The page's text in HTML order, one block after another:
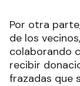
Por otra
de los
colaborando
recibir
frazadas que